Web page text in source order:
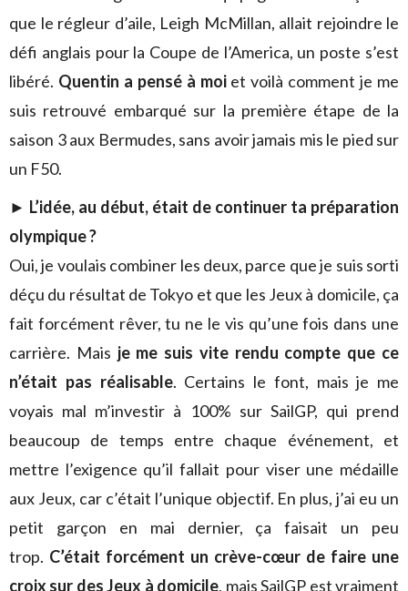
que le régleur d’aile, Leigh McMillan, allait rejoindre le
défi anglais pour la Coupe de l’America, un poste s’est
libéré. Quentin a pensé à moiet voilà comment je me
suis retrouvé embarqué sur la première étape de la
saison 3 aux Bermudes, sans avoir jamais mis le pied sur
un F50.
► L’idée, au début, était de continuer ta préparation
olympique ?
Oui, je voulais combiner les deux, parce que je suis sorti
déçu du résultat de Tokyo et que les Jeux à domicile, ça
fait forcément rêver, tu ne le vis qu’une fois dans une
carrière. Mais je me suis vite rendu compte que ce
n’était pas réalisable. Certains le font, mais je me
voyais mal m’investir à 100% sur SailGP, qui prend
beaucoup de temps entre chaque événement, et
mettre l’exigence qu’il fallait pour viser une médaille
aux Jeux, car c’était l’unique objectif. En plus, j’ai eu un
petit garçon en mai dernier, ça faisait un peu
trop. C’était forcément un crève-cœur de faire une
croix sur des Jeux à domicile, mais SailGP est vraiment